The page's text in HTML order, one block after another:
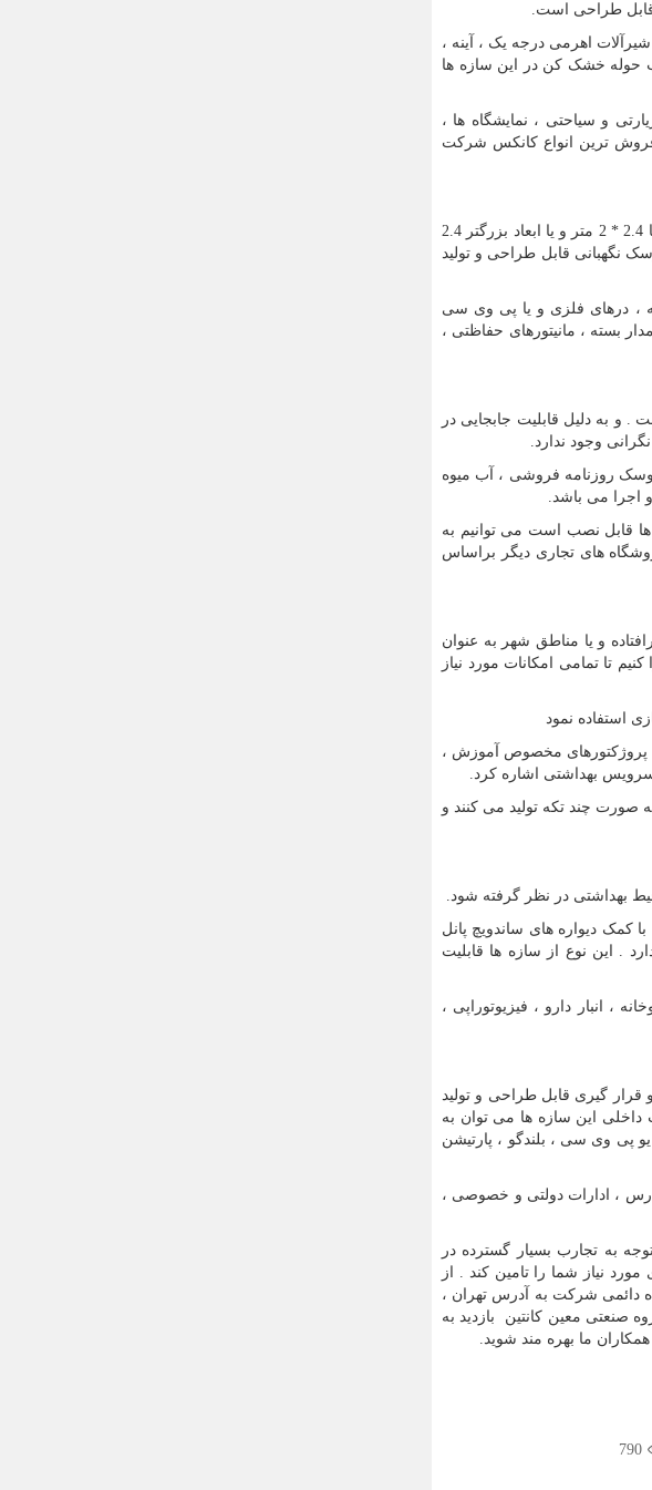
قابل طراحی است.
اهرمی درجه یک ، آینه ،
حوله خشک کن در این سازه ها
و سیاحتی ، نمایشگاه ها ،
ترین انواع کانکس شرکت
کانکس های نگهبانی ، نوعی از سازه پیش ساخته است که برای حفاظت و حراست در ابعاد کوچک 2 * 2 متر و یا 2.4 * 2 متر و یا ابعاد بزرگتر 2.4
نگهبانی قابل طراحی و تولید
کنندگان در کانکس نگهبانی می توانیم از امکاناتی مانند دیواره های شیشه ای 360 درجه ، درهای فلزی و یا پی وی سی
بسته ، مانیتورهای حفاظتی ،
و به دلیل قابلیت جابجایی در
وجود ندارد.
روزنامه فروشی ، آب میوه
اجرا می باشد.
ها قابل نصب است می توانیم به
های تجاری دیگر براساس
و یا مناطق شهر به عنوان
تا تمامی امکانات مورد نیاز
استفاده نمود
پروژکتورهای مخصوص آموزش ،
سرویس بهداشتی اشاره کرد.
بیشتر آنها را به صورت چند تکه تولید می کنند و
بهداشتی در نظر گرفته شود.
کمک دیواره های ساندویچ پانل
. این نوع از سازه ها قابلیت
، انبار دارو ، فیزیوتوراپی ،
گیری قابل طراحی و تولید
شوند . و از امکانات داخلی این سازه ها می توان به
پی وی سی ، بلندگو ، پارتیشن
، ادارات دولتی و خصوصی ،
به تجارب بسیار گسترده در
نیاز شما را تامین کند . از
دائمی شرکت به آدرس تهران ،
) ، نبش فرعی اول گروه صنعتی معین کانتین بازدید به
790